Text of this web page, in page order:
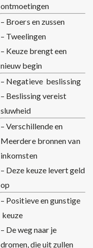
ontmoetingen
– Broers en zussen
– Tweelingen
– Keuze brengt een
nieuw begin
– Negatieve beslissing
– Beslissing vereist
sluwheid
– Verschillende en
Meerdere bronnen van
inkomsten
– Deze keuze levert geld
op
– Positieve en gunstige
keuze
– De weg naar je
dromen, die uit zullen